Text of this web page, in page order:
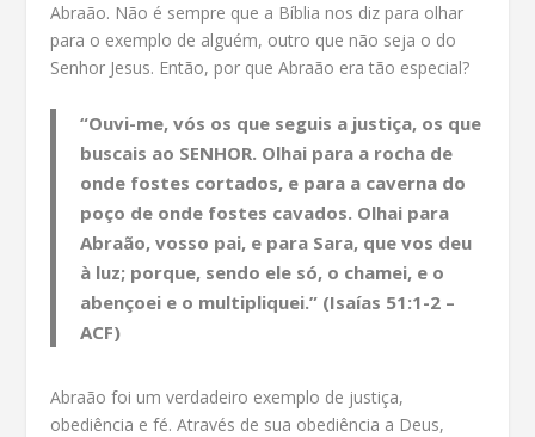
Abraão. Não é sempre que a Bíblia nos diz para olhar
para o exemplo de alguém, outro que não seja o do
Senhor Jesus. Então, por que Abraão era tão especial?
“Ouvi-me, vós os que seguis a justiça, os que
buscais ao SENHOR. Olhai para a rocha de
onde fostes cortados, e para a caverna do
poço de onde fostes cavados. Olhai para
Abraão, vosso pai, e para Sara, que vos deu
à luz; porque, sendo ele só, o chamei, e o
abençoei e o multipliquei.” (Isaías 51:1-2 –
ACF)
Abraão foi um verdadeiro exemplo de justiça,
obediência e fé. Através de sua obediência a Deus,